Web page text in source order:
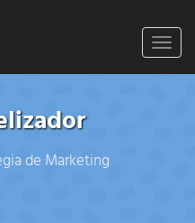
de Marketing